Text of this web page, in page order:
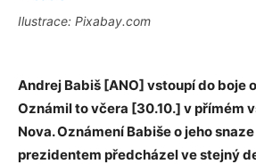
Ilustrace: Pixabay.com
Andrej Babiš [ANO] vstoupí do boje
Oznámil to včera [30.10.] v přímém
Nova. Oznámení Babiše o jeho
prezidentem předcházel ve stejný